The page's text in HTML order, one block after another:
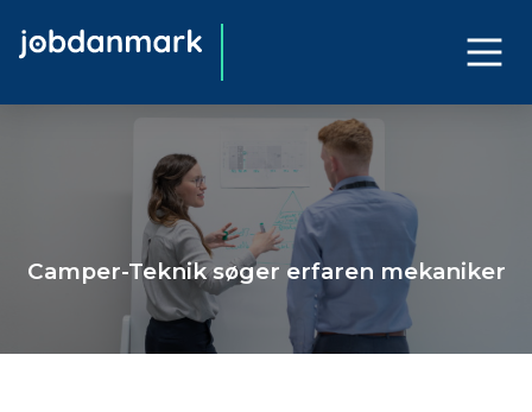
Camper-Teknik søger erfaren mekaniker